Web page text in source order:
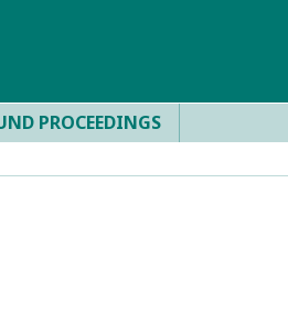
PROCEEDINGS